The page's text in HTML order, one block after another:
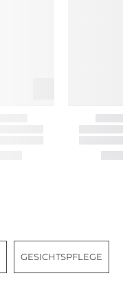
GESICHTSPFLEGE